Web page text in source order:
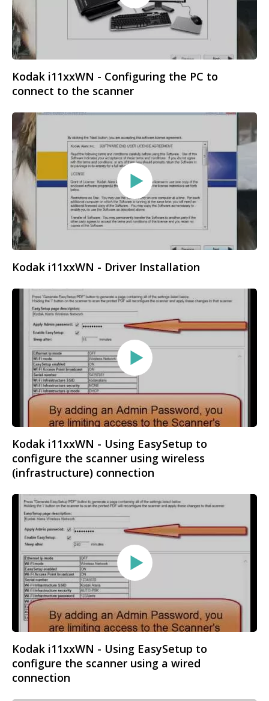
Kodak i11xxWN - Configuring the PC to
connect to the scanner
Kodak i11xxWN - Driver Installation
Kodak i11xxWN - Using EasySetup to
configure the scanner using wireless
(infrastructure) connection
Kodak i11xxWN - Using EasySetup to
configure the scanner using a wired
connection